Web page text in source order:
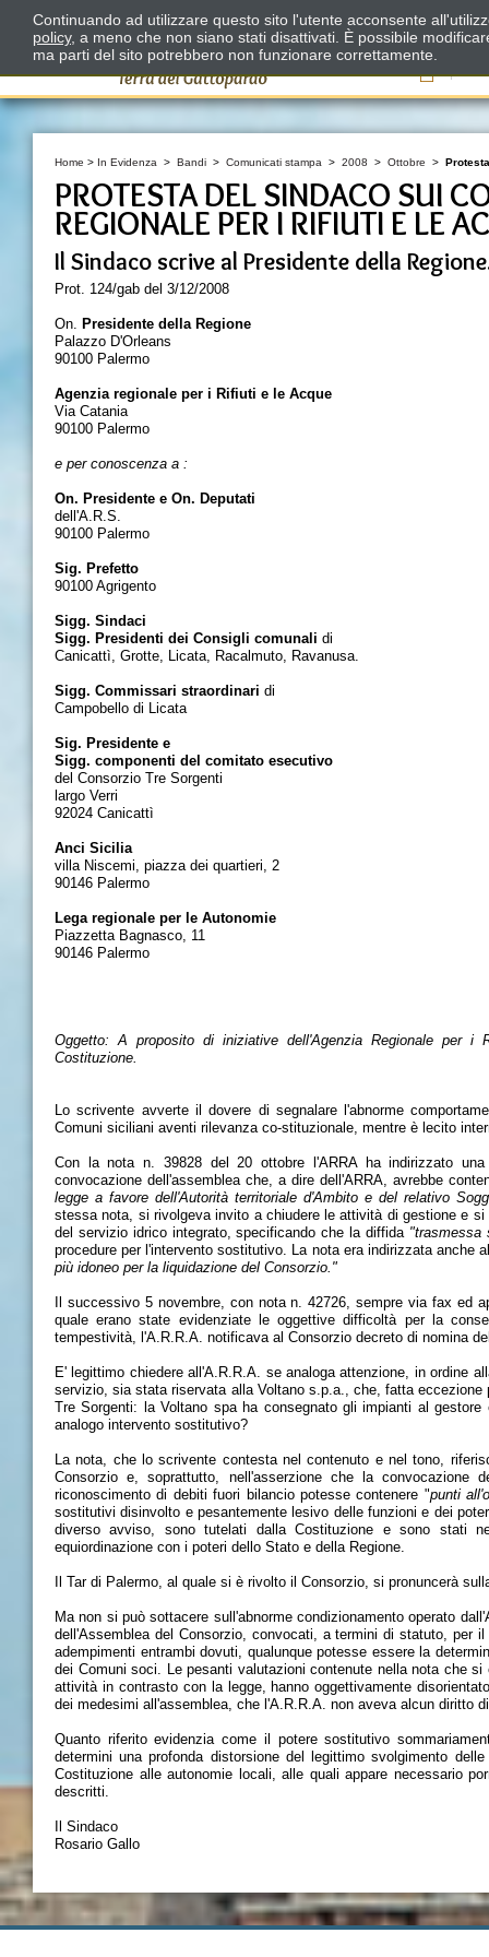
Il
Home > In Evidenza > Bandi > Comunicati stampa > 2008 > Ottobre >
PROTESTA DEL SINDACO SUI
REGIONALE PER I RIFIUTI E LE
Il Sindaco scrive al Presidente della
Prot. 124/gab del 3/12/2008
On. Presidente della Regione
Palazzo D'Orleans
90100 Palermo
Agenzia regionale per i Rifiuti e le Acque
Via Catania
90100 Palermo
e per conoscenza a :
On. Presidente e On. Deputati
dell'A.R.S.
90100 Palermo
Sig. Prefetto
90100 Agrigento
Sigg. Sindaci
Sigg. Presidenti dei Consigli comunali di
Canicattì, Grotte, Licata, Racalmuto, Ravanusa.
Sigg. Commissari straordinari di
Campobello di Licata
Sig. Presidente e
Sigg. componenti del comitato esecutivo
del Consorzio Tre Sorgenti
largo Verri
92024 Canicattì
Anci Sicilia
villa Niscemi, piazza dei quartieri, 2
90146 Palermo
Lega regionale per le Autonomie
Piazzetta Bagnasco, 11
90146 Palermo
Oggetto: A proposito di iniziative dell'Agenzia Regionale per
Costituzione.
Lo scrivente avverte il dovere di segnalare l'abnorme
Comuni siciliani aventi rilevanza co-stituzionale, mentre è lecito
Con la nota n. 39828 del 20 ottobre l'ARRA ha indirizzato
convocazione dell'assemblea che, a dire dell'ARRA, avrebbe
legge a favore dell'Autorità territoriale d'Ambito e del relativo
stessa nota, si rivolgeva invito a chiudere le attività di gestione e
del servizio idrico integrato, specificando che la diffida "trasmessa
procedure per l'intervento sostitutivo. La nota era indirizzata anche
più idoneo per la liquidazione del Consorzio."
Il successivo 5 novembre, con nota n. 42726, sempre via fax ed
quale erano state evidenziate le oggettive difficoltà per la
tempestività, l'A.R.R.A. notificava al Consorzio decreto di nomina
E' legittimo chiedere all'A.R.R.A. se analoga attenzione, in ordine
servizio, sia stata riservata alla Voltano s.p.a., che, fatta
Tre Sorgenti: la Voltano spa ha consegnato gli impianti al
analogo intervento sostitutivo?
La nota, che lo scrivente contesta nel contenuto e nel tono,
Consorzio e, soprattutto, nell'asserzione che la convocazione
riconoscimento di debiti fuori bilancio potesse contenere "punti
sostitutivi disinvolto e pesantemente lesivo delle funzioni e dei
diverso avviso, sono tutelati dalla Costituzione e sono stati
equiordinazione con i poteri dello Stato e della Regione.
Il Tar di Palermo, al quale si è rivolto il Consorzio, si pronuncerà
Ma non si può sottacere sull'abnorme condizionamento operato
dell'Assemblea del Consorzio, convocati, a termini di statuto, per
adempimenti entrambi dovuti, qualunque potesse essere la
dei Comuni soci. Le pesanti valutazioni contenute nella nota che
attività in contrasto con la legge, hanno oggettivamente
dei medesimi all'assemblea, che l'A.R.R.A. non aveva alcun diritto
Quanto riferito evidenzia come il potere sostitutivo
determini una profonda distorsione del legittimo svolgimento
Costituzione alle autonomie locali, alle quali appare necessario
descritti.
Il Sindaco
Rosario Gallo
Continuando ad utilizzare questo sito l'utente acconsente
policy, a meno che non siano stati disattivati. È possibile
ma parti del sito potrebbero non funzionare correttamente.